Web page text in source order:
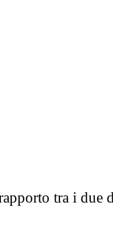
tra i due